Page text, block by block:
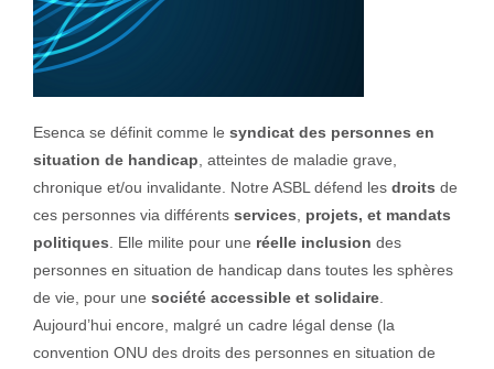
Esenca se définit comme le syndicat des personnes en
situation de handicap , atteintes de maladie grave,
chronique et/ou invalidante. Notre ASBL défend les droits de
ces personnes via différents services
projets, et mandats
politiques . Elle milite pour une réelle inclusion des
personnes en situation de handicap dans toutes les sphères
de vie, pour une société accessible et solidaire.
Aujourd’hui encore, malgré un cadre légal dense (la
convention ONU des droits des personnes en situation de